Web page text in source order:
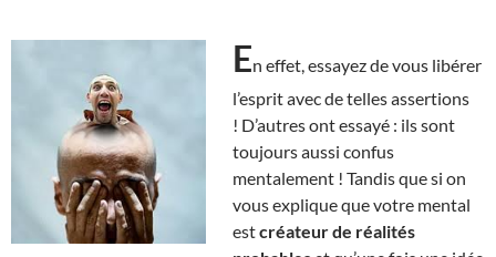
En effet, essayez de vous libérer
l’esprit avec de telles assertions
! D’autres ont essayé : ils sont
toujours aussi confus
mentalement ! Tandis que si on
vous explique que votre mental
estcréateur de réalités